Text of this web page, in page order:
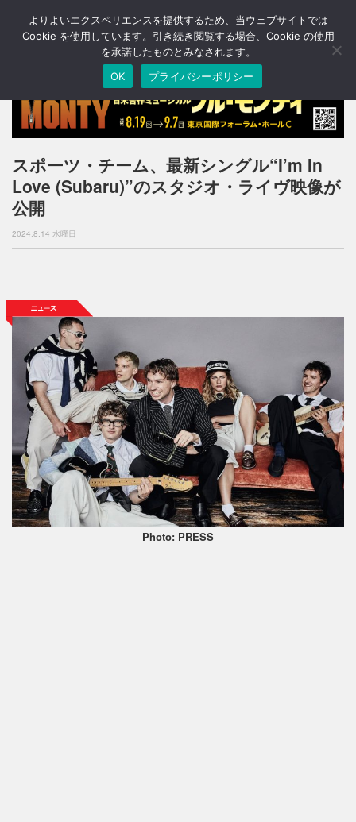
T
o
n
a
v
a
n
スポーツ・チーム、最新シングル“I’m In
Love (Subaru)”のスタジオ・ライヴ映像が
公開
2024.8.14 水曜日
Photo: PRESS
よりよいエクスペリエンスを提供するため、当ウェブサイトでは
Cookie を使用しています。引き続き閲覧する場合、Cookie の使用
を承諾したものとみなされます。
OK
プライバシーポリシー